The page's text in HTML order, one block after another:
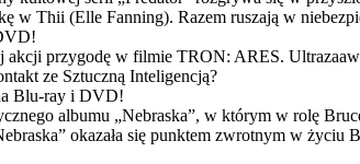
w Thii (Elle Fanning). Razem ruszają w
akcji przygodę w filmie TRON: ARES.
ze Sztuczną Inteligencją?
Blu-ray i DVD!
albumu „Nebraska”, w którym w rolę
okazała się punktem zwrotnym w